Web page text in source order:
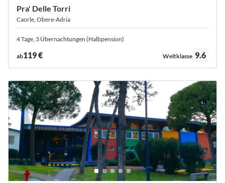
Pra' Delle Torri
Caorle, Obere-Adria
4 Tage, 3 Übernachtungen (Halbpension)
ab119 € Bewertung:
Weltklasse 9.6